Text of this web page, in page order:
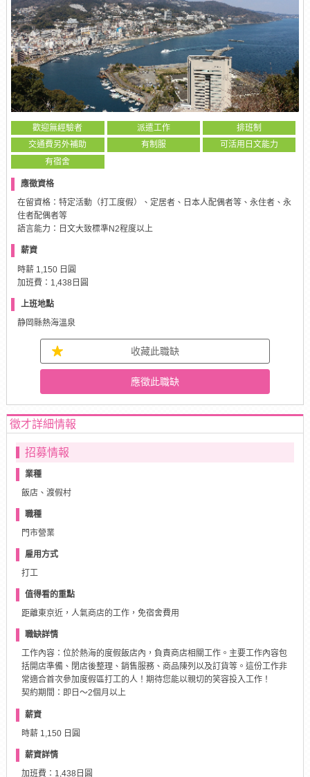
歡迎無經驗者 派遣工作
排班制
交通費另外補助
有制服
可活用日文能力
有宿舍
應徵資格
在留資格：特定活動（打工度假）、定居者、日本人配偶者等、永住者、永
住者配偶者等
語言能力：日文大致標準N2程度以上
薪資
時薪 1,150 日圓
加班費：1,438日圓
上班地點
静岡縣熱海溫泉
收藏此職缺
應徵此職缺
徵才詳細情報
招募情報
業種
飯店、渡假村
職種
門市營業
雇用方式
打工
值得看的重點
距離東京近，人氣商店的工作，免宿舍費用
職缺詳情
工作內容：位於熱海的度假飯店內，負責商店相關工作。主要工作內容包
括開店準備、閉店後整理、銷售服務、商品陳列以及訂貨等。這份工作非
常適合首次參加度假區打工的人！期待您能以親切的笑容投入工作！
契約期間：即日～2個月以上
薪資
時薪 1,150 日圓
薪資詳情
加班費：1,438日圓